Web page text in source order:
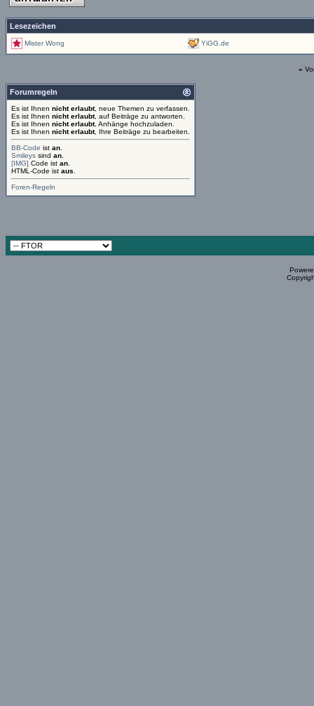
Lesezeichen
Mister Wong YiGG.de
«
Forumregeln
Es ist Ihnen nicht erlaubt, neue Themen zu verfassen.
Es ist Ihnen nicht erlaubt, auf Beiträge zu antworten.
Es ist Ihnen nicht erlaubt, Anhänge hochzuladen.
Es ist Ihnen nicht erlaubt, Ihre Beiträge zu bearbeiten.
BB-Code ist an
Smileys sind an
[IMG] Code ist an
HTML-Code ist aus
Foren-Regeln